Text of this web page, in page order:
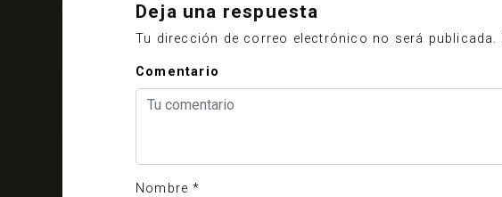
Deja una respuesta
Tu dirección de correo electrónico no será publicada.
Comentario
Nombre *